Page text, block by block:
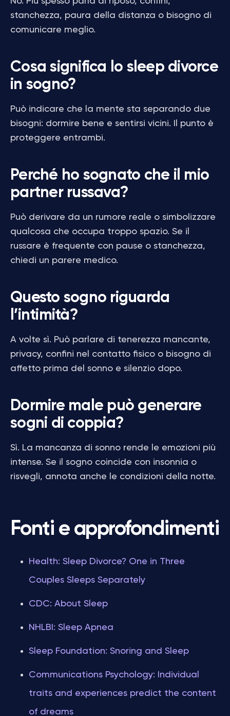
stanchezza, paura della distanza o bisogno di
comunicare meglio.
Cosa significa lo sleep divorce
in sogno?
Può indicare che la mente sta separando due
bisogni: dormire bene e sentirsi vicini. Il punto è
proteggere entrambi.
Perché ho sognato che il mio
partner russava?
Può derivare da un rumore reale o simbolizzare
qualcosa che occupa troppo spazio. Se il
russare è frequente con pause o stanchezza,
chiedi un parere medico.
Questo sogno riguarda
l’intimità?
A volte sì. Può parlare di tenerezza mancante,
privacy, confini nel contatto fisico o bisogno di
affetto prima del sonno e silenzio dopo.
Dormire male può generare
sogni di coppia?
Sì. La mancanza di sonno rende le emozioni più
intense. Se il sogno coincide con insonnia o
risvegli, annota anche le condizioni della notte.
Fonti e approfondimenti
Health: Sleep Divorce? One in Three
Couples Sleeps Separately
CDC: About Sleep
NHLBI: Sleep Apnea
Sleep Foundation: Snoring and Sleep
Communications Psychology: Individual
traits and experiences predict the content
of dreams